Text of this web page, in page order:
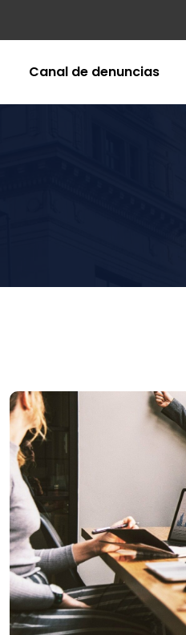
Canal de denuncias